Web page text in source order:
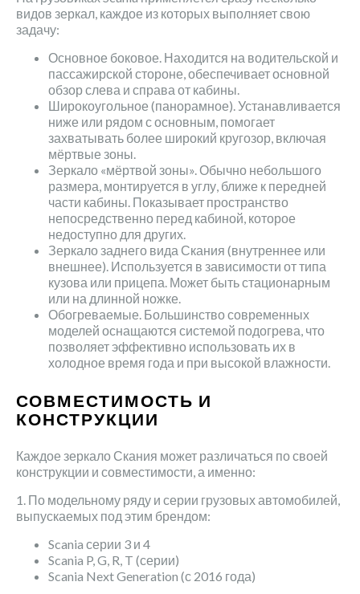
видов зеркал, каждое из которых выполняет свою
задачу:
Основное боковое. Находится на водительской и
пассажирской стороне, обеспечивает основной
обзор слева и справа от кабины.
Широкоугольное (панорамное). Устанавливается
ниже или рядом с основным, помогает
захватывать более широкий кругозор, включая
мёртвые зоны.
Зеркало «мёртвой зоны». Обычно небольшого
размера, монтируется в углу, ближе к передней
части кабины. Показывает пространство
непосредственно перед кабиной, которое
недоступно для других.
Зеркало заднего вида Скания (внутреннее или
внешнее). Используется в зависимости от типа
кузова или прицепа. Может быть стационарным
или на длинной ножке.
Обогреваемые. Большинство современных
моделей оснащаются системой подогрева, что
позволяет эффективно использовать их в
холодное время года и при высокой влажности.
СОВМЕСТИМОСТЬ И
КОНСТРУКЦИИ
Каждое зеркало Скания может различаться по своей
конструкции и совместимости, а именно:
1. По модельному ряду и серии грузовых автомобилей,
выпускаемых под этим брендом:
Scania серии 3 и 4
Scania P, G, R, T (серии)
Scania Next Generation (с 2016 года)